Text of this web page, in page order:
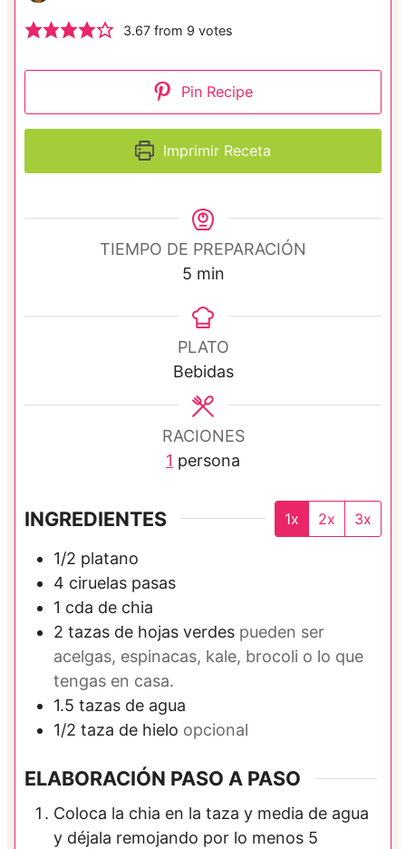
3.67from 9 votes
Pin Recipe
Imprimir Receta
TIEMPO DE PREPARACIÓN
5m
n
u
t
o
s
min
PLATO
Bebidas
RACIONES
1 persona
INGREDIENTES 1x 2x 3x
1/2 platano
4 ciruelas pasas
1 cda de chia
2 tazas de hojas verdes pueden ser
acelgas, espinacas, kale, brocoli o lo que
tengas en casa.
1.5 tazas de agua
1/2 taza de hielo opcional
ELABORACIÓN PASO A PASO
Coloca la chia en la taza y media de agua
y déjala remojando por lo menos 5